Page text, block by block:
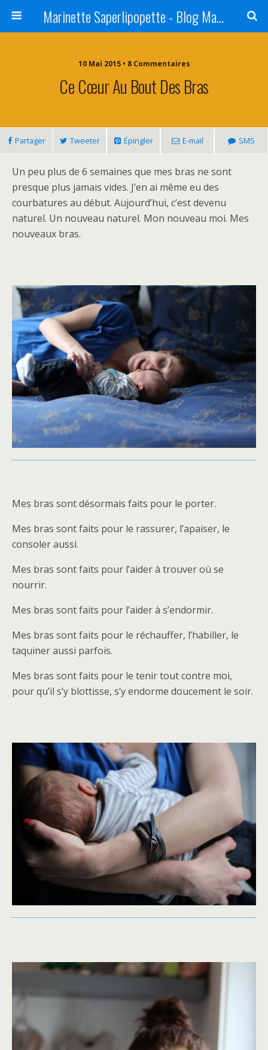
Marinette Saperlipopette - Blog Maman Angers Lifestyle - Ex Expat Montréal
10 Mai 2015 • 8 Commentaires
Ce Cœur Au Bout Des Bras
Partager Tweeter Épingler E-mail SMS
Un peu plus de 6 semaines que mes bras ne sont
presque plus jamais vides. J’en ai même eu des
courbatures au début. Aujourd’hui, c’est devenu
naturel. Un nouveau naturel. Mon nouveau moi. Mes
nouveaux bras.
Mes bras sont désormais faits pour le porter.
Mes bras sont faits pour le rassurer, l’apaiser, le
consoler aussi.
Mes bras sont faits pour l’aider à trouver où se
nourrir.
Mes bras sont faits pour l’aider à s’endormir.
Mes bras sont faits pour le réchauffer, l’habiller, le
taquiner aussi parfois.
Mes bras sont faits pour le tenir tout contre moi,
pour qu’il s’y blottisse, s’y endorme doucement le soir.